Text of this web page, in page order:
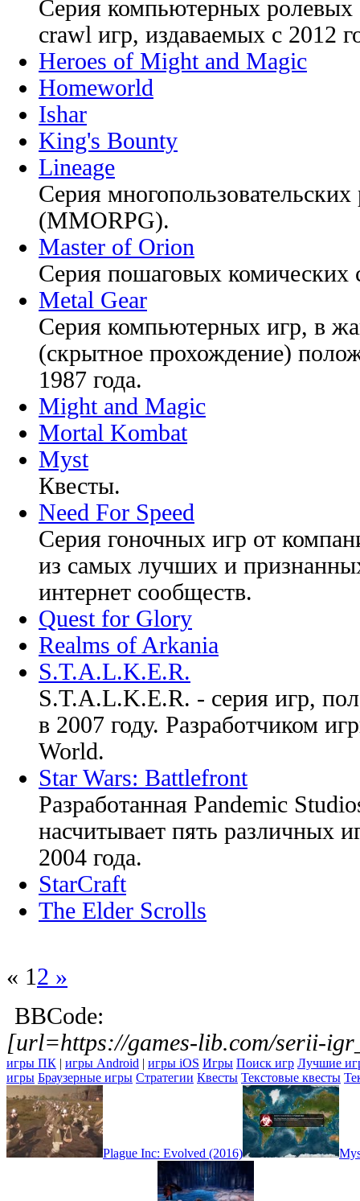
Серия компьютерных ролевых
crawl игр, издаваемых с 2012
Heroes of Might and Magic
Homeworld
Ishar
King's Bounty
Lineage
Серия
(MMORPG).
Master of Orion
Серия пошаговых комических
Metal Gear
Серия компьютерных игр, в
(скрытное прохождение)
1987 года.
Might and Magic
Mortal Kombat
Myst
Квесты.
Need For Speed
Серия гоночных игр от
из самых лучших и
интернет сообществ.
Quest for Glory
Realms of Arkania
S.T.A.L.K.E.R.
S.T.A.L.K.E.R. - серия игр,
в 2007 году. Разработчиком
World.
Star Wars: Battlefront
Разработанная Pandemic
насчитывает пять различных
2004 года.
StarCraft
The Elder Scrolls
« 12 »
BBCode:
[url=https://games-lib.com/serii-
игры ПК | игры Android | игры iOS Игры Поиск игр Лучшие
игры Браузерные игры Стратегии Квесты Текстовые квесты
Plague Inc: Evolved (2016)